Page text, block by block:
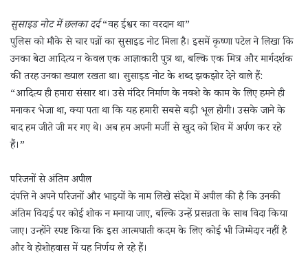
सुसाइड नोट में छलका दर्द“वह ईश्वर का वरदान था”
पुलिस को मौके से चार पन्नों का सुसाइड नोट मिला है। इसमें कृष्णा पटेल ने लिखा कि
उनका बेटा आदित्य न केवल एक आज्ञाकारी पुत्र था, बल्कि एक मित्र और मार्गदर्शक
की तरह उनका ख्याल रखता था। सुसाइड नोट के शब्द झकझोर देने वाले हैं:
“आदित्य ही हमारा संसार था। उसे मंदिर निर्माण के नक्शे के काम के लिए हमने ही
मनाकर भेजा था, क्या पता था कि यह हमारी सबसे बड़ी भूल होगी। उसके जाने के
बाद हम जीते जी मर गए थे। अब हम अपनी मर्जी से खुद को शिव में अर्पण कर रहे
हैं।”
परिजनों से अंतिम अपील
दंपत्ति ने अपने परिजनों और भाइयों के नाम लिखे संदेश में अपील की है कि उनकी
अंतिम विदाई पर कोई शोक न मनाया जाए, बल्कि उन्हें प्रसन्नता के साथ विदा किया
जाए। उन्होंने स्पष्ट किया कि इस आत्मघाती कदम के लिए कोई भी जिम्मेदार नहीं है
और वे होशोहवास में यह निर्णय ले रहे हैं।